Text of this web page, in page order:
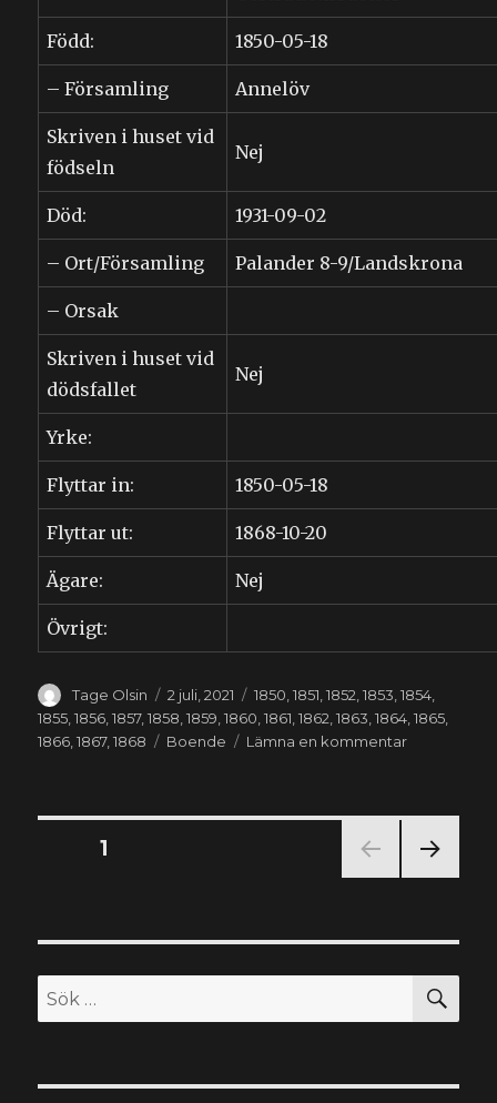
Född: 1850-05-18
– Församling Annelöv
Skriven i huset vid
födseln
Nej
Död: 1931-09-02
– Ort/Församling Palander 8-9/Landskrona
– Orsak
Skriven i huset vid
dödsfallet
Nej
Yrke:
Flyttar in: 1850-05-18
Flyttar ut: 1868-10-20
Ägare: Nej
Övrigt:
Författare
Tage Olsin
Publicerat
den
2 juli, 2021 Kategorier
1850 ,1851 ,1852 ,1853 ,1854
1855,1856,1857,1858,1859,1860,1861,1862,1863,1864,1865,
1866,1867,1868 Etiketter
Boende Lämna en kommentartill
Sidnumrering
inlägg
SIDA1
Sök
efter: